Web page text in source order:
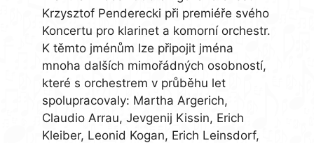
Krzysztof Penderecki při premiéře svého
Koncertu pro klarinet a komorní orchestr.
K těmto jménům lze připojit jména
mnoha dalších mimořádných osobností,
které s orchestrem v průběhu let
spolupracovaly: Martha Argerich,
Claudio Arrau, Jevgenij Kissin, Erich
Kleiber, Leonid Kogan, Erich Leinsdorf,